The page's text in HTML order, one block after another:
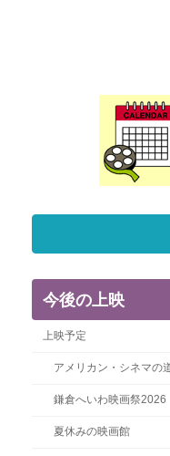
今後の上映
上映予定
アメリカン・シネマの
鎌倉へいわ映画祭2026
夏休みの映画館